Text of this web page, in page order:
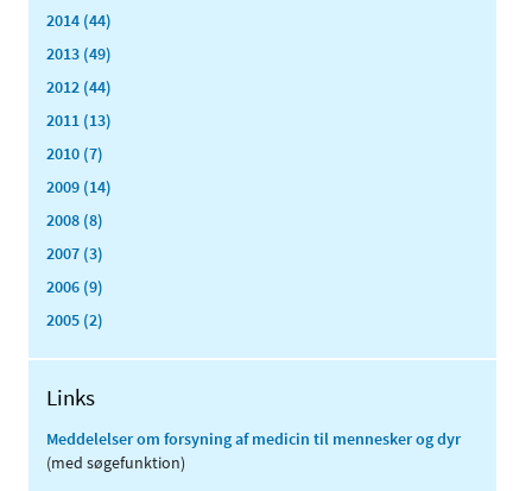
2014 (44)
2013 (49)
2012 (44)
2011 (13)
2010 (7)
2009 (14)
2008 (8)
2007 (3)
2006 (9)
2005 (2)
Links
Meddelelser om forsyning af medicin til mennesker og dyr
(med søgefunktion)